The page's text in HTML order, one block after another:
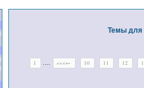
)
)
)
Темы для
1 .... «««← 10 11 12